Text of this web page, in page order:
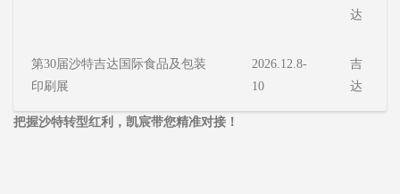
达
第30届沙特吉达国际食品及包装
印刷展
2026.12.8-
10
吉
达
把握沙特转型红利，凯宸带您精准对接！